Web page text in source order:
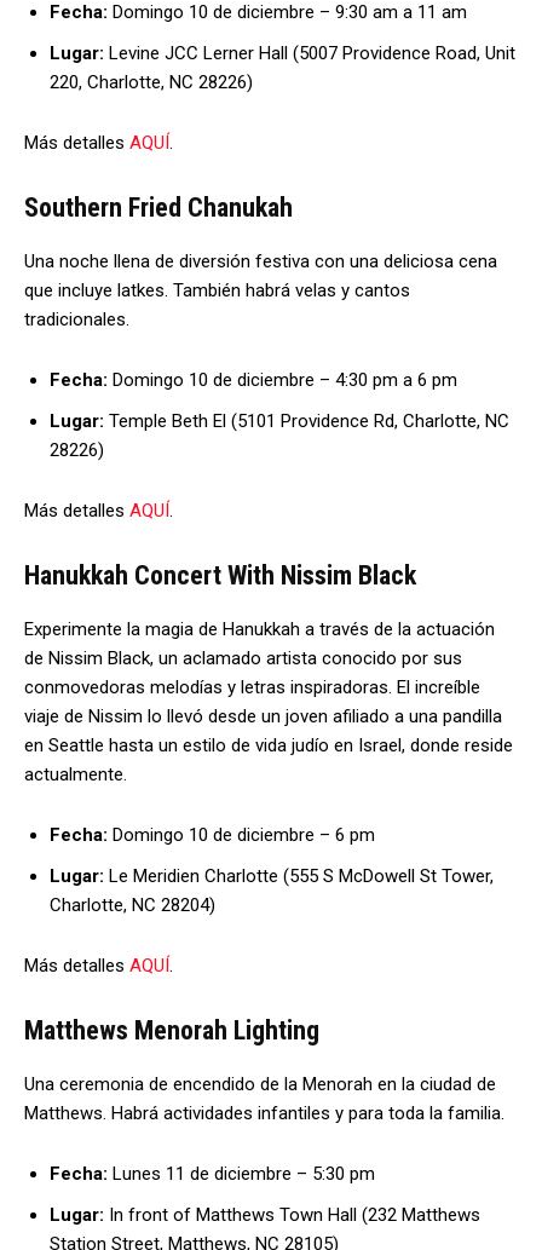
Fecha: Domingo 10 de diciembre – 9:30 am a 11 am
Lugar: Levine JCC Lerner Hall (5007 Providence Road, Unit
220, Charlotte, NC 28226)
Más detalles AQUÍ .
Southern Fried Chanukah
Una noche llena de diversión festiva con una deliciosa cena
que incluye latkes. También habrá velas y cantos
tradicionales.
Fecha: Domingo 10 de diciembre – 4:30 pm a 6 pm
Lugar: Temple Beth El (5101 Providence Rd, Charlotte, NC
28226)
Más detalles AQUÍ .
Hanukkah Concert With Nissim Black
Experimente la magia de Hanukkah a través de la actuación
de Nissim Black, un aclamado artista conocido por sus
conmovedoras melodías y letras inspiradoras. El increíble
viaje de Nissim lo llevó desde un joven afiliado a una pandilla
en Seattle hasta un estilo de vida judío en Israel, donde reside
actualmente.
Fecha: Domingo 10 de diciembre – 6 pm
Lugar: Le Meridien Charlotte (555 S McDowell St Tower,
Charlotte, NC 28204)
Más detalles AQUÍ .
Matthews Menorah Lighting
Una ceremonia de encendido de la Menorah en la ciudad de
Matthews. Habrá actividades infantiles y para toda la familia.
Fecha: Lunes 11 de diciembre – 5:30 pm
Lugar: In front of Matthews Town Hall (232 Matthews
Station Street, Matthews, NC 28105)